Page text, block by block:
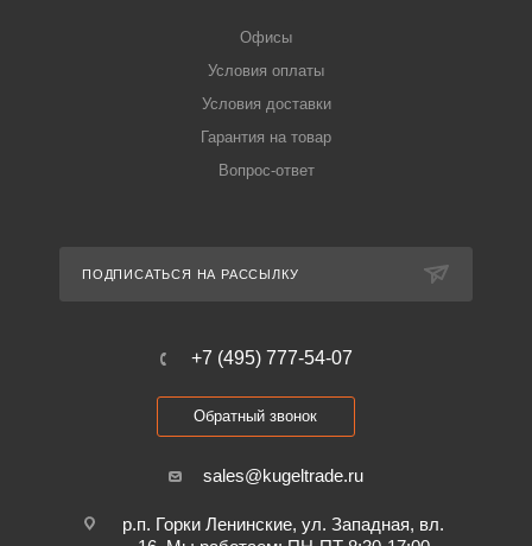
Офисы
Условия оплаты
Условия доставки
Гарантия на товар
Вопрос-ответ
ПОДПИСАТЬСЯ НА РАССЫЛКУ
+7 (495) 777-54-07
Обратный звонок
sales@kugeltrade.ru
р.п. Горки Ленинские, ул. Западная, вл.